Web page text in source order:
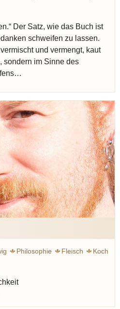
Der Satz, wie das Buch ist
schweifen zu lassen.
und vermengt, kaut
sondern im Sinne des
Philosophie Fleisch
Koch